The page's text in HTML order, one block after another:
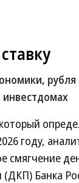
рубля
году,
смягчение
(ДКП) Банка